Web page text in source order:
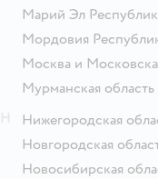
Марий Эл
Мордовия
Москва и
Мурманская область
Нижегородская
Новгородская
Новосибирская